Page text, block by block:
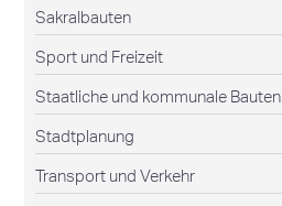
Sakralbauten
Sport und Freizeit
Staatliche und kommunale Bauten
Stadtplanung
Transport und Verkehr